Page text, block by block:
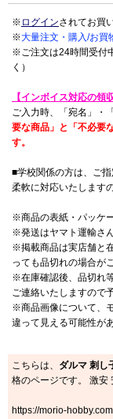
※ ログインされてお買
※大量注文・購入/お買
※ご注文は24時間受付
く）
【インボイス対応の領
ご入力時、「宛名」・
要な商品」と「不必要
す。
■学校関係の方は、ご
柔軟に対応いたします
※商品の表紙・パッケ
※発送はヤマト運輸さ
※掲載商品は実店舗と
っても品切れの場合が
※在庫確認後、品切れ
ご連絡いたしますので
※商品画像について、
違って見える可能性が
こちらは、 ダルマ 刺し
格のページです。 激安
https://morio-